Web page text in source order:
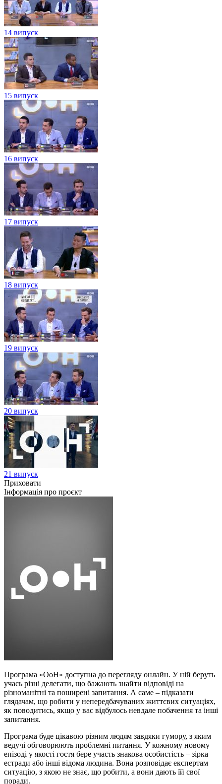
14 випуск
15 випуск
16 випуск
17 випуск
18 випуск
19 випуск
20 випуск
21 випуск
Приховати
Інформація про проєкт
Програма «ОоН» доступна до перегляду онлайн. У ній беруть
учась різні делегати, що бажають знайти відповіді на
різноманітні та поширені запитання. А саме – підказати
глядачам, що робити у непередбачуваних життєвих ситуаціях,
як поводитись, якщо у вас відбулось невдале побачення та інші
запитання.
Програма буде цікавою різним людям завдяки гумору, з яким
ведучі обговорюють проблемні питання. У кожному новому
епізоді у якості гостя бере участь знакова особистість – зірка
естради або інші відома людина. Вона розповідає експертам
ситуацію, з якою не знає, що робити, а вони дають їй свої
поради.